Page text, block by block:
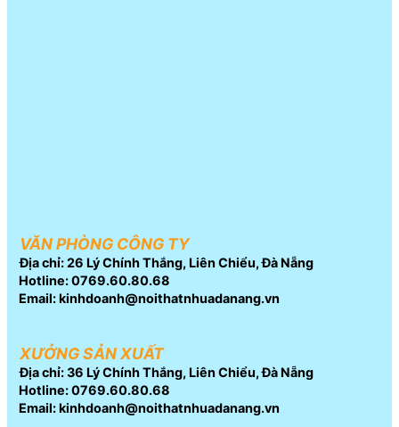
VĂN PHÒNG CÔNG TY
Địa chỉ: 26 Lý Chính Thắng, Liên Chiểu, Đà Nẵng
Hotline: 0769.60.80.68
Email: kinhdoanh@noithatnhuadanang.vn
XƯỞNG SẢN XUẤT
Địa chỉ: 36 Lý Chính Thắng, Liên Chiểu, Đà Nẵng
Hotline: 0769.60.80.68
Email: kinhdoanh@noithatnhuadanang.vn